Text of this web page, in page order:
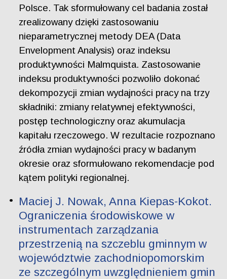
Polsce. Tak sformułowany cel badania został
zrealizowany dzięki zastosowaniu
nieparametrycznej metody DEA (Data
Envelopment Analysis) oraz indeksu
produktywności Malmquista. Zastosowanie
indeksu produktywności pozwoliło dokonać
dekompozycji zmian wydajności pracy na trzy
składniki: zmiany relatywnej efektywności,
postęp technologiczny oraz akumulacja
kapitału rzeczowego. W rezultacie rozpoznano
źródła zmian wydajności pracy w badanym
okresie oraz sformułowano rekomendacje pod
kątem polityki regionalnej.
Maciej J. Nowak, Anna Kiepas-Kokot.
Ograniczenia środowiskowe w
instrumentach zarządzania
przestrzenią na szczeblu gminnym w
województwie zachodniopomorskim
ze szczególnym uwzględnieniem gmin